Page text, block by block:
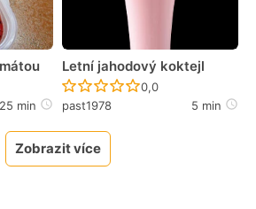
nebyl hodnocen
25 min
Letní jahodový koktejl
Recept ještě nebyl
0,0
past1978
5 min
Zobrazit více